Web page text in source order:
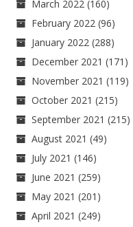
March 2022 (160)
February 2022 (96)
January 2022 (288)
December 2021 (171)
November 2021 (119)
October 2021 (215)
September 2021 (215)
August 2021 (49)
July 2021 (146)
June 2021 (259)
May 2021 (201)
April 2021 (249)